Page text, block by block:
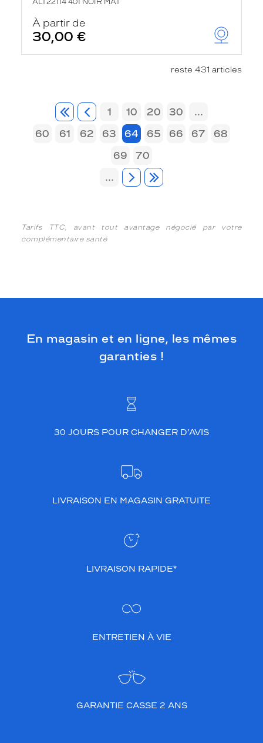
ALT22114 401 NOIR MAT
À partir de
30,00 €
reste 431 articles
1 10 20 30
...
60
61 62 63 64 65 66 67
68
69
70
...
Tarifs TTC, avant tout avantage négocié par votre
complémentaire santé
En magasin et en ligne, les mêmes
garanties !
30 JOURS POUR CHANGER D’AVIS
LIVRAISON EN MAGASIN GRATUITE
LIVRAISON RAPIDE*
ENTRETIEN À VIE
GARANTIE CASSE 2 ANS